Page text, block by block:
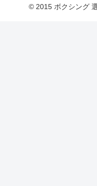
© 2015 ボクシング